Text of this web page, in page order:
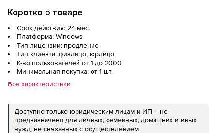
Коротко о товаре
Срок действия: 24 мес.
Платформа: Windows
Тип лицензии: продление
Тип клиента: физлицо, юрлицо
К-во пользователей от 1 до 2000
Минимальная покупка: от 1 шт.
Все характеристики
Доступно только юридическим лицам и ИП – не
предназначено для личных, семейных, домашних и иных
нужд, не связанных с осуществлением